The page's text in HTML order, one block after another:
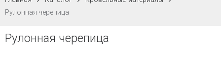
Рулонная черепица
Рулонная черепица